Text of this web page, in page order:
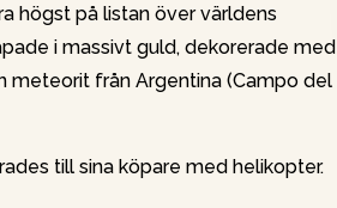
högst på listan över världens
i massivt guld, dekorerade med
meteorit från Argentina (Campo del
till sina köpare med helikopter.